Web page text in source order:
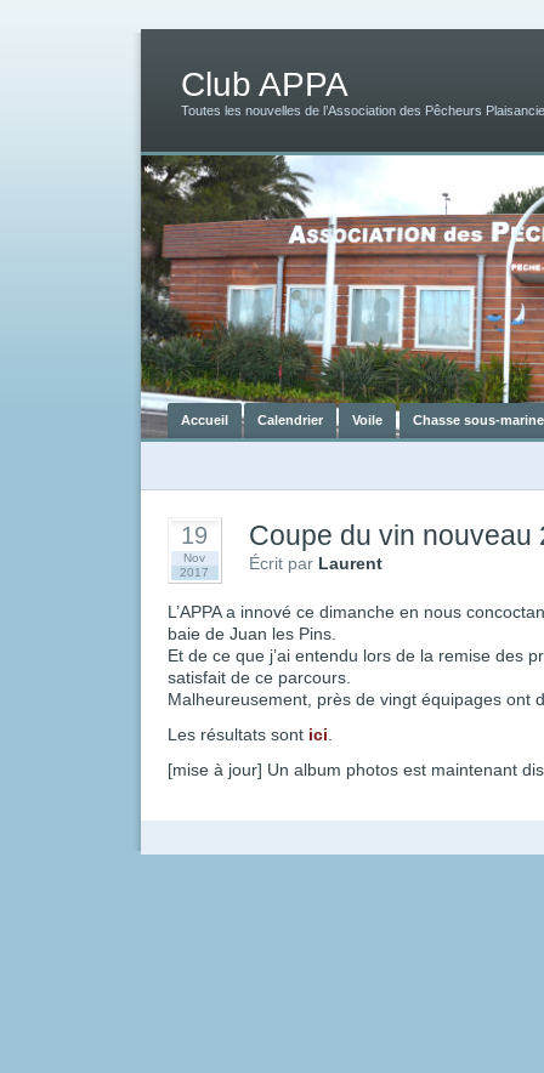
Club APPA
Toutes les nouvelles de l’Association des Pêcheurs
Accueil Calendrier Voile Chasse sous-marine
19
Nov
2017
Coupe du vin nouveau
Écrit par Laurent
L’APPA a innové ce dimanche en nous
baie de Juan les Pins.
Et de ce que j’ai entendu lors de la remise des
satisfait de ce parcours.
Malheureusement, près de vingt équipages ont
Les résultats sont ici
[mise à jour] Un album photos est maintenant